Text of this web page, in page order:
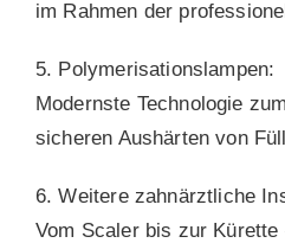
im Rahmen der
5. Polymerisationslampen:
Modernste Technologie
sicheren Aushärten von
6. Weitere zahnärztliche
Vom Scaler bis zur